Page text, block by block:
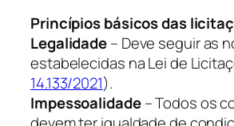
Princípios básicos das
Legalidade– Deve seguir as
estabelecidas na Lei de
14.133/2021).
Impessoalidade– Todos os